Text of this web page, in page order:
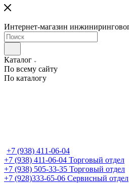
Интернет-магазин
Каталог
По всему сайту
По каталогу
+7 (938) 411-06-04
+7 (938) 411-06-04 Торговый отдел
+7 (938) 505-33-35 Торговый отдел
+7 (928)333-65-06 Сервисный отдел